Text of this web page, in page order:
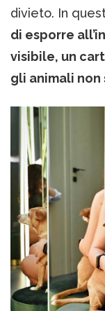
divieto. In
di esporre
visibile, un
gli animali non